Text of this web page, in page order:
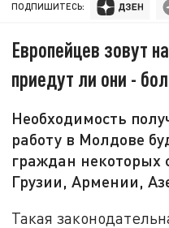
ПОДПИШИТЕСЬ:
Европейцев зовут
приедут ли они -
Необходимость
работу в Молдове
граждан некоторых
Грузии, Армении,
Такая